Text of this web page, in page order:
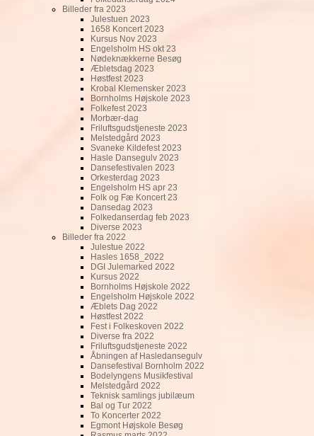
Billeder fra 2023
Julestuen 2023
1658 Koncert 2023
Kursus Nov 2023
Engelsholm HS okt 23
Nødeknækkerne Besøg
Æbletsdag 2023
Høstfest 2023
Krobal Klemensker 2023
Bornholms Højskole 2023
Folkefest 2023
Morbær-dag
Friluftsgudstjeneste 2023
Melstedgård 2023
Svaneke Kildefest 2023
Hasle Dansegulv 2023
Dansefestivalen 2023
Orkesterdag 2023
Engelsholm HS apr 23
Folk og Fæ Koncert 23
Dansedag 2023
Folkedanserdag feb 2023
Diverse 2023
Billeder fra 2022
Julestue 2022
Hasles 1658_2022
DGI Julemarked 2022
Kursus 2022
Bornholms Højskole 2022
Engelsholm Højskole 2022
Æblets Dag 2022
Høstfest 2022
Fest i Folkeskoven 2022
Diverse fra 2022
Friluftsgudstjeneste 2022
Åbningen af Hasledansegulv
Dansefestival Bornholm 2022
Bodelyngens Musikfestival
Melstedgård 2022
Teknisk samlings jubilæum
Bal og Tur 2022
To Koncerter 2022
Egmont Højskole Besøg